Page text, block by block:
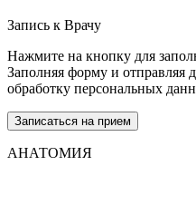
Запись к Врачу
Нажмите на кнопку для
Заполняя форму и отправляя
обработку персональных
Записаться на прием
АНАТОМИЯ